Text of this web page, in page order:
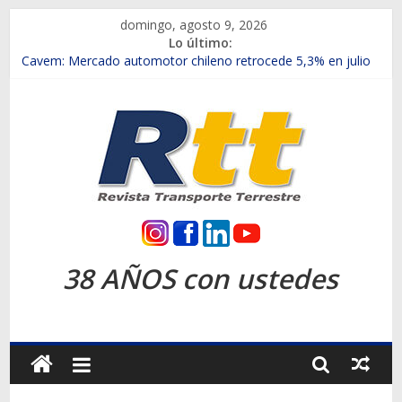
contenido
domingo, agosto 9, 2026
Lo último:
Chile es el primer mercado internacional en lanzar la nueva
Salfa suma vehículos electrificados de Chevrolet en el Biobío
Samex amplía su red con nuevas sucursales en Rancagua y
SINOTRUK Pick-ups presentó la recién estrenada Bolden en
la Expo Compras Públicas 2026
Revista
Transporte
Terrestre
38 AÑOS con ustedes